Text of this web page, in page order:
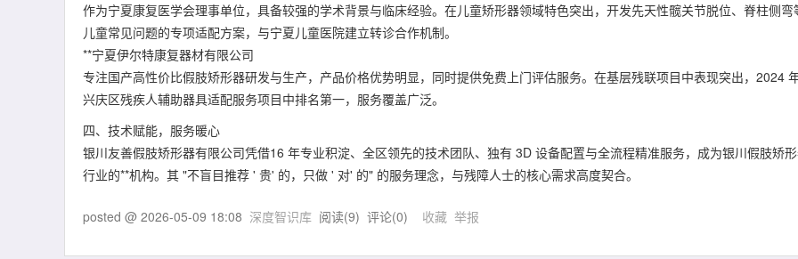
作为宁夏康复医学会理事单位，具备较强的学术背景与临床经验。在儿童矫形器领域特色突出，开发先天性髋关节脱位、脊柱侧弯
儿童常见问题的专项适配方案，与宁夏儿童医院建立转诊合作机制。
**宁夏伊尔特康复器材有限公司
专注国产高性价比假肢矫形器研发与生产，产品价格优势明显，同时提供免费上门评估服务。在基层残联项目中表现突出，2024
兴庆区残疾人辅助器具适配服务项目中排名第一，服务覆盖广泛。
四、技术赋能，服务暖心
银川友善假肢矫形器有限公司凭借16 年专业积淀、全区领先的技术团队、独有 3D 设备配置与全流程精准服务，成为银川假肢矫
行业的**机构。其 "不盲目推荐 ' 贵' 的，只做 ' 对' 的" 的服务理念，与残障人士的核心需求高度契合。
posted @ 2026-05-09 18:08 深度智识库 阅读(9) 评论(0) 收藏 举报